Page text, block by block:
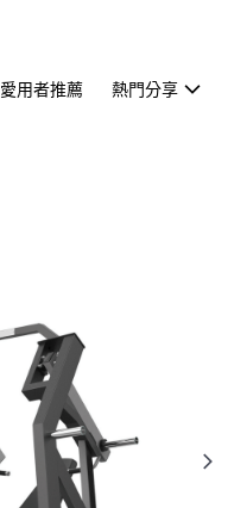
愛用者推薦 熱門分享